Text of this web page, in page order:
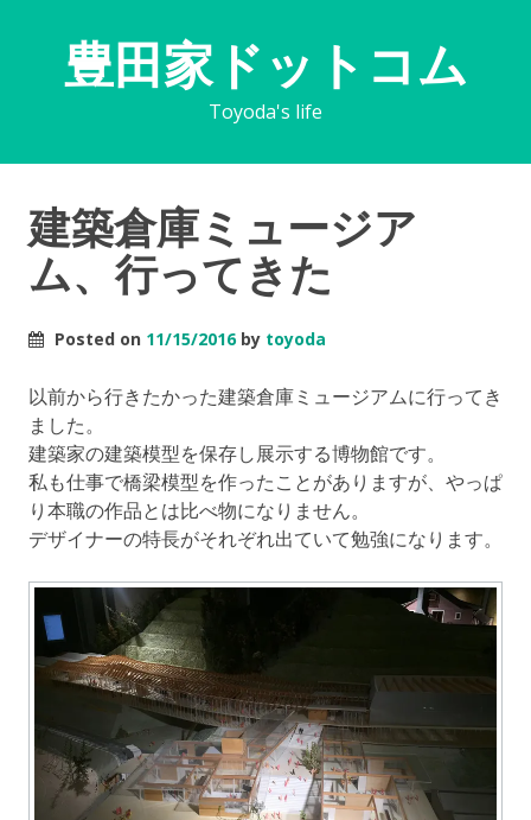
豊田家ドットコム
Toyoda's life
建築倉庫ミュージア
ム、行ってきた
Posted on 11/15/2016by toyoda
以前から行きたかった建築倉庫ミュージアムに行ってき
ました。
建築家の建築模型を保存し展示する博物館です。
私も仕事で橋梁模型を作ったことがありますが、やっぱ
り本職の作品とは比べ物になりません。
デザイナーの特長がそれぞれ出ていて勉強になります。